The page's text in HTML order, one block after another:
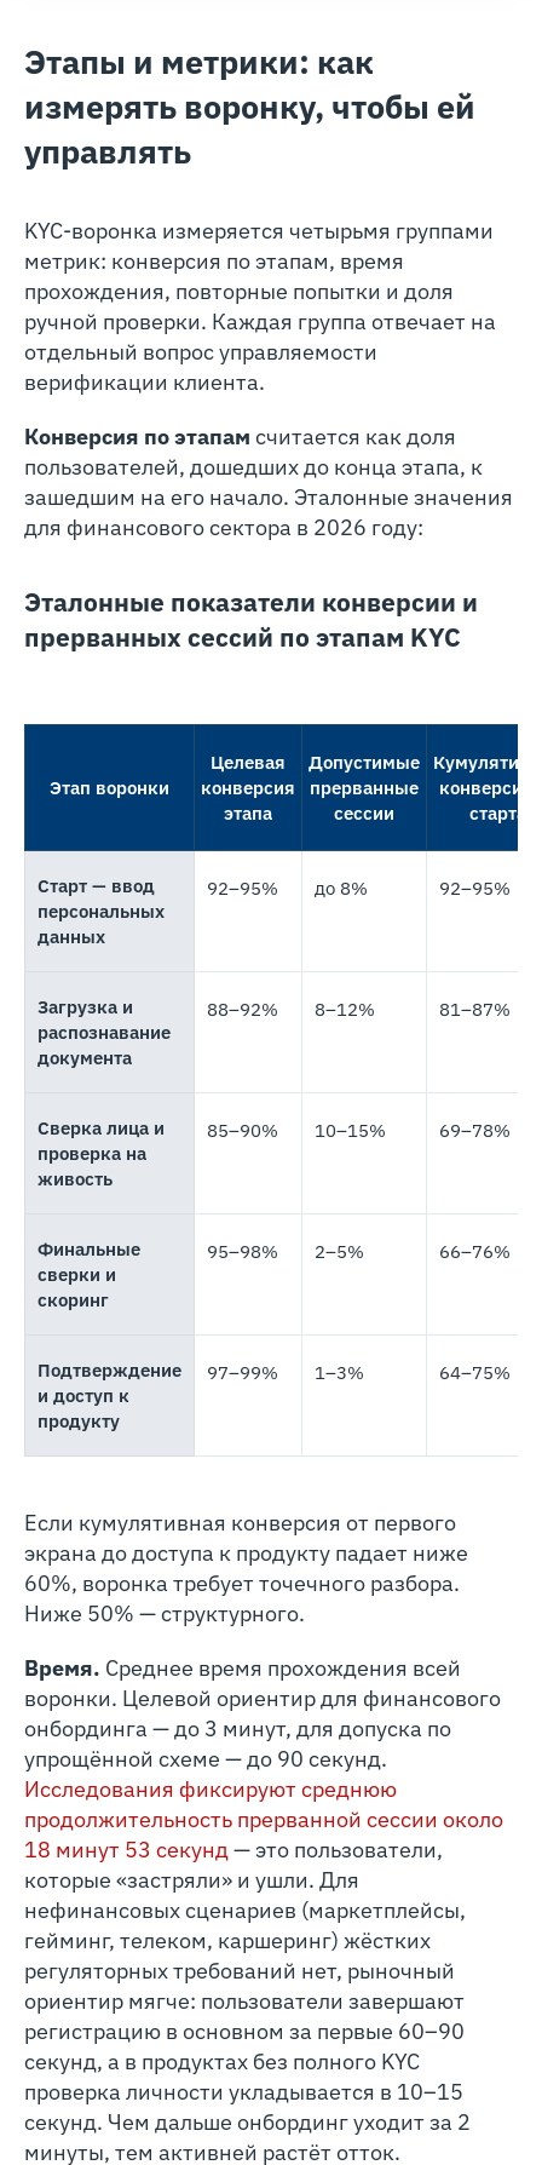
Этапы и метрики: как
измерять воронку, чтобы ей
управлять
KYC-воронка измеряется четырьмя группами
метрик: конверсия по этапам, время
прохождения, повторные попытки и доля
ручной проверки. Каждая группа отвечает на
отдельный вопрос управляемости
верификации клиента.
Конверсия по этапам считается как доля
пользователей, дошедших до конца этапа, к
зашедшим на его начало. Эталонные значения
для финансового сектора в 2026 году:
Эталонные показатели конверсии и
прерванных сессий по этапам KYC
Этап воронки
Целевая
конверсия
этапа
Допустимые
прерванные
сессии
конверсия
старта
Старт — ввод
персональных
данных
92–95% до 8% 92–95%
Загрузка и
распознавание
документа
88–92% 8–12% 81–87%
Сверка лица и
проверка на
живость
85–90% 10–15% 69–78%
Финальные
сверки и
скоринг
95–98% 2–5% 66–76%
Подтверждение
и доступ к
продукту
97–99% 1–3% 64–75%
Если кумулятивная конверсия от первого
экрана до доступа к продукту падает ниже
60%, воронка требует точечного разбора.
Ниже 50% — структурного.
Время. Среднее время прохождения всей
воронки. Целевой ориентир для финансового
онбординга — до 3 минут, для допуска по
упрощённой схеме — до 90 секунд.
Исследования фиксируют среднюю
продолжительность прерванной сессии около
18 минут 53 секунд — это пользователи,
которые «застряли» и ушли. Для
нефинансовых сценариев (маркетплейсы,
гейминг, телеком, каршеринг) жёстких
регуляторных требований нет, рыночный
ориентир мягче: пользователи завершают
регистрацию в основном за первые 60–90
секунд, а в продуктах без полного KYC
проверка личности укладывается в 10–15
секунд. Чем дальше онбординг уходит за 2
минуты, тем активней растёт отток.